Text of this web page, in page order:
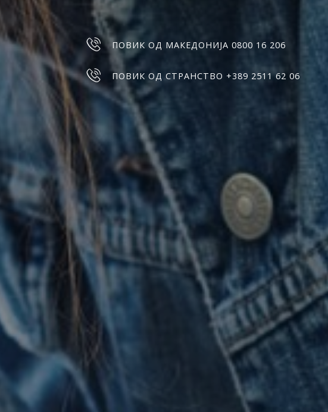
ПОВИК ОД МАКЕДОНИЈА 0800 16 206
ПОВИК ОД СТРАНСТВО +389 2511 62 06